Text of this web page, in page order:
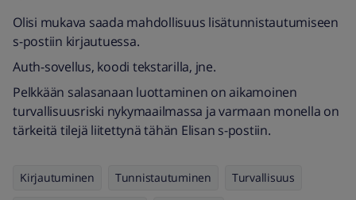
Olisi mukava saada mahdollisuus lisätunnistautumiseen
s-postiin kirjautuessa.
Auth-sovellus, koodi tekstarilla, jne.
Pelkkään salasanaan luottaminen on aikamoinen
turvallisuusriski nykymaailmassa ja varmaan monella on
tärkeitä tilejä liitettynä tähän Elisan s-postiin.
Kirjautuminen Tunnistautuminen Turvallisuus